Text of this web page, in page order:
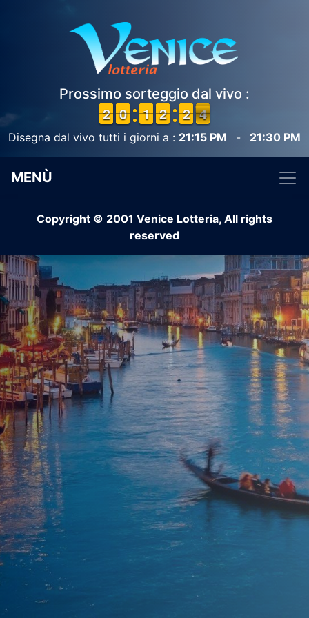
Prossimo sorteggio dal vivo :
1
1
2
2 9
9
0
0 1
1
1
1 1
1
2
2 1
1
2
2 4
3
Disegna dal vivo tutti i giorni a : 21:15 PM - 21:30 PM
MENÙ
Copyright © 2001 Venice Lotteria, All rights
reserved